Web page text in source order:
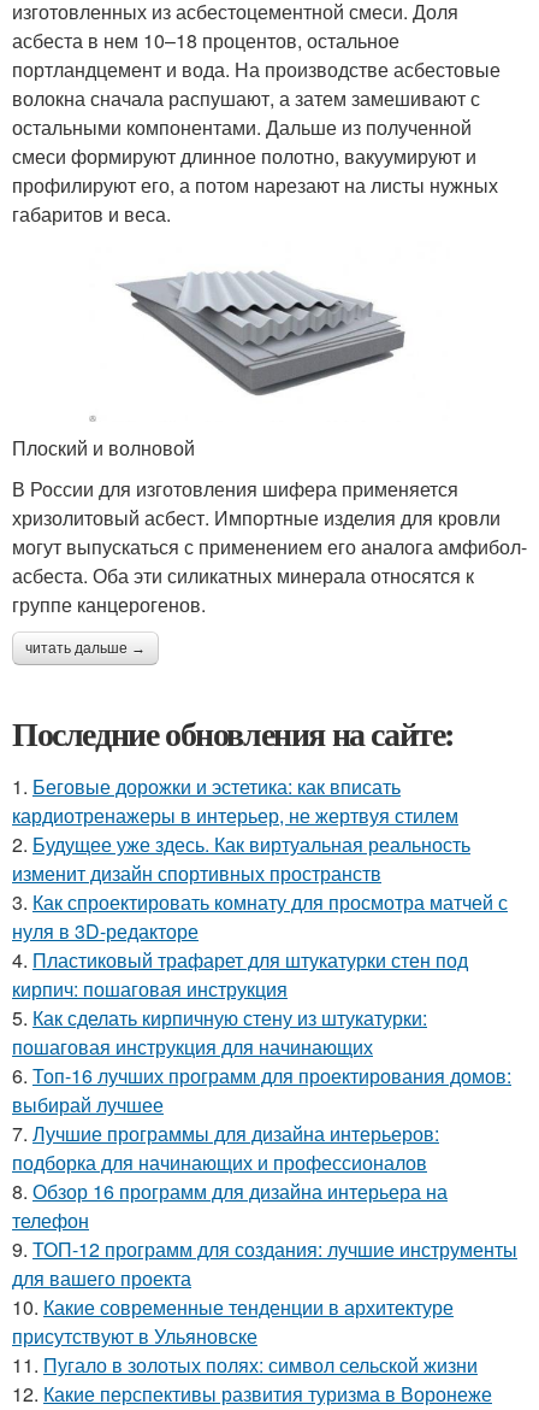
изготовленных из асбестоцементной смеси. Доля
асбеста в нем 10–18 процентов, остальное
портландцемент и вода. На производстве асбестовые
волокна сначала распушают, а затем замешивают с
остальными компонентами. Дальше из полученной
смеси формируют длинное полотно, вакуумируют и
профилируют его, а потом нарезают на листы нужных
габаритов и веса.
Плоский и волновой
В России для изготовления шифера применяется
хризолитовый асбест. Импортные изделия для кровли
могут выпускаться с применением его аналога амфибол-
асбеста. Оба эти силикатных минерала относятся к
группе канцерогенов.
читать дальше →
Последние обновления на сайте:
1. Беговые дорожки и эстетика: как вписать
кардиотренажеры в интерьер, не жертвуя стилем
2. Будущее уже здесь. Как виртуальная реальность
изменит дизайн спортивных пространств
3. Как спроектировать комнату для просмотра матчей с
нуля в 3D-редакторе
4. Пластиковый трафарет для штукатурки стен под
кирпич: пошаговая инструкция
5. Как сделать кирпичную стену из штукатурки:
пошаговая инструкция для начинающих
6. Топ-16 лучших программ для проектирования домов:
выбирай лучшее
7. Лучшие программы для дизайна интерьеров:
подборка для начинающих и профессионалов
8. Обзор 16 программ для дизайна интерьера на
телефон
9. ТОП-12 программ для создания: лучшие инструменты
для вашего проекта
10. Какие современные тенденции в архитектуре
присутствуют в Ульяновске
11. Пугало в золотых полях: символ сельской жизни
12. Какие перспективы развития туризма в Воронеже